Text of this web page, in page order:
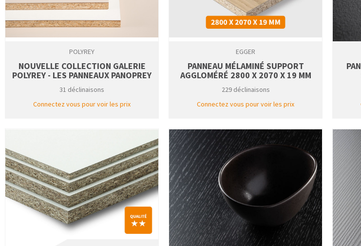
POLYREY
NOUVELLE COLLECTION GALERIE
POLYREY - LES PANNEAUX PANOPREY
31 déclinaisons
Connectez vous pour voir les prix
EGGER
PANNEAU MÉLAMINÉ SUPPORT
AGGLOMÉRÉ 2800 X 2070 X 19 MM
229 déclinaisons
Connectez vous pour voir les prix